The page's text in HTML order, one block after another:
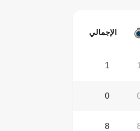
الإجمالي
1
1
0
8